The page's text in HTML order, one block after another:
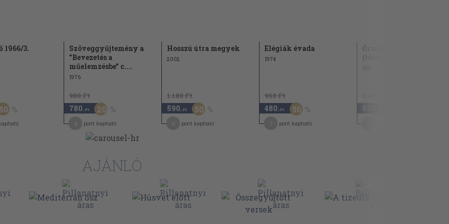
42
49
51
53
59
1966/3.
50
Szöveggyűjtemény a
"Bevezetés a
műelemzésbe" c....
1976
980 Ft
780 ,-Ft 20
pont kapható
Hosszú útra megyek
2002
1.180 Ft
590 ,-Ft 50
pont kapható
Elégiák évada
1974
960 Ft
480 ,-Ft 50
pont kapható
Őrzők vigyázzatok I.
(töredék)
AJÁNLÓ